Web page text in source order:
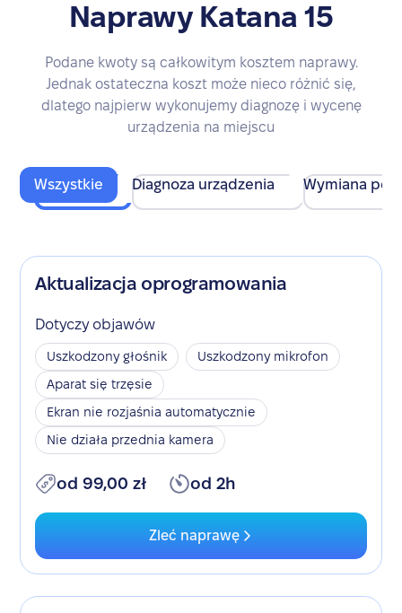
Naprawy Katana 15
Podane kwoty są całkowitym kosztem naprawy.
Jednak ostateczna koszt może nieco różnić się,
dlatego najpierw wykonujemy diagnozę i wycenę
urządzenia na miejscu
Wszystkie Diagnoza urządzenia Wymiana
Aktualizacja oprogramowania
Dotyczy objawów
Uszkodzony głośnik
Uszkodzony mikrofon
Aparat się trzęsie
Ekran nie rozjaśnia automatycznie
Nie działa przednia kamera
od 99,00 zł od 2h
Zleć naprawę